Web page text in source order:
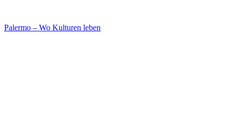
Palermo – Wo Kulturen leben